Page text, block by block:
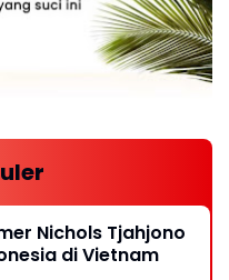
Nichols Tjahjono
di Vietnam